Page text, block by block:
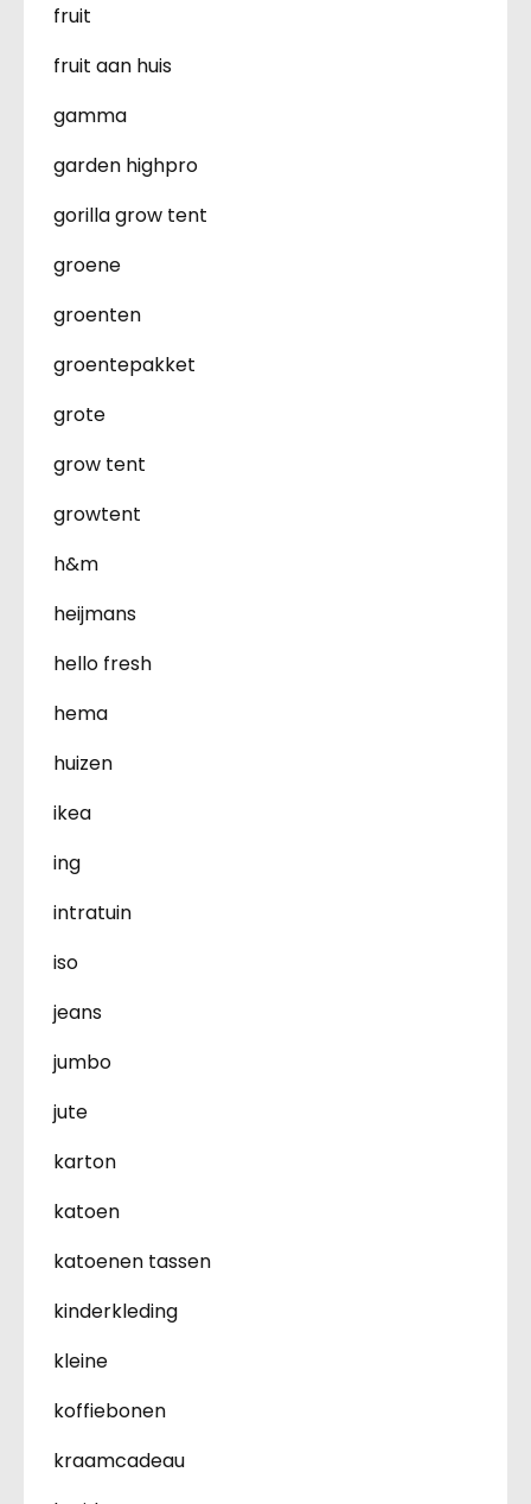
fruit
fruit aan huis
gamma
garden highpro
gorilla grow tent
groene
groenten
groentepakket
grote
grow tent
growtent
h&m
heijmans
hello fresh
hema
huizen
ikea
ing
intratuin
iso
jeans
jumbo
jute
karton
katoen
katoenen tassen
kinderkleding
kleine
koffiebonen
kraamcadeau